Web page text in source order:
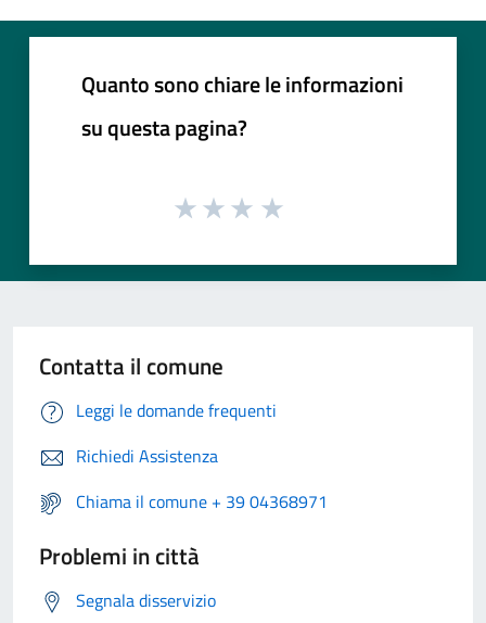
Quanto sono chiare le informazioni
su questa pagina?
Contatta il comune
Leggi le domande frequenti
Richiedi Assistenza
Chiama il comune + 39 04368971
Problemi in città
Segnala disservizio